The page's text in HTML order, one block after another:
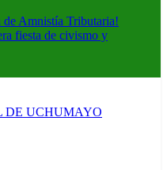
de Amnistía Tributaria!
fiesta de civismo y
UCHUMAYO